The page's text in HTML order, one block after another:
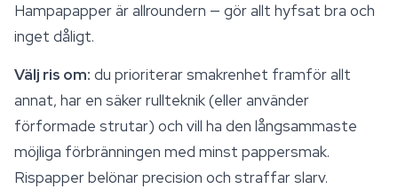
Hampapapper är allroundern — gör allt hyfsat bra och
inget dåligt.
Välj ris om: du prioriterar smakrenhet framför allt
annat, har en säker rullteknik (eller använder
förformade strutar) och vill ha den långsammaste
möjliga förbränningen med minst pappersmak.
Rispapper belönar precision och straffar slarv.